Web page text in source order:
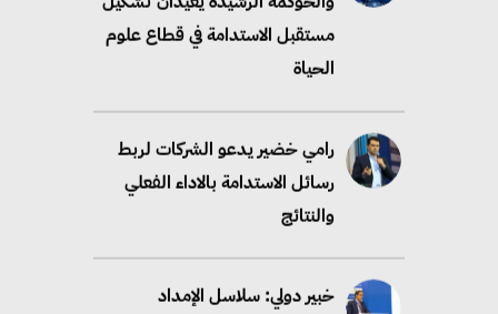
مستقبل الاستدامة في قطاع علوم
الحياة
رامي خضير يدعو الشركات لربط
رسائل الاستدامة بالاداء الفعلي
والنتائج
خبير دولي: سلاسل الإمداد